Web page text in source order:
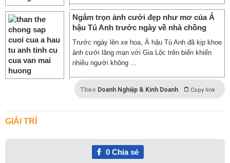
Ngắm trọn ảnh cưới đẹp như mơ của Á
hậu Tú Anh trước ngày về nhà chồng
Trước ngày lên xe hoa, Á hậu Tú Anh đã kịp khoe
ảnh cưới lãng mạn với Gia Lộc trên biển khiến
nhiều người không ...
Theo Doanh Nghiệp & Kinh Doanh Copy link
GIẢI TRÍ
0Chia sẻ